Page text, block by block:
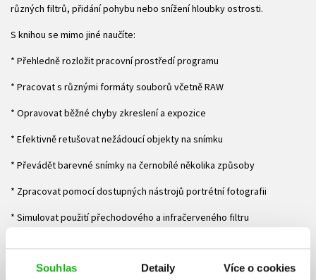
Souhlas Detaily Více o cookies
různých filtrů, přidání pohybu nebo snížení hloubky ostrosti.
S knihou se mimo jiné naučíte:
* Přehledně rozložit pracovní prostředí programu
* Pracovat s různými formáty souborů včetně RAW
* Opravovat běžné chyby zkreslení a expozice
* Efektivně retušovat nežádoucí objekty na snímku
* Převádět barevné snímky na černobílé několika způsoby
* Zpracovat pomocí dostupných nástrojů portrétní fotografii
* Simulovat použití přechodového a infračerveného filtru
O autorovi: